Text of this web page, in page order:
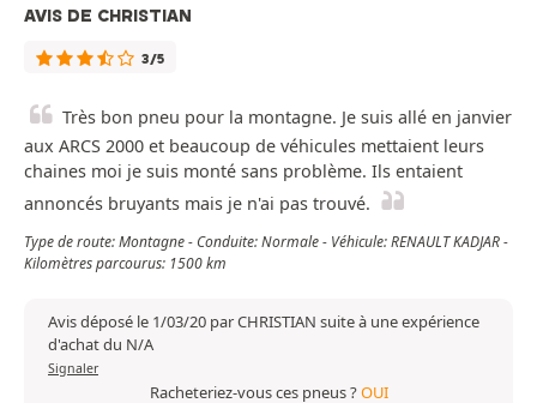
AVIS DE CHRISTIAN
3/5
Très bon pneu pour la montagne. Je suis allé en janvier
aux ARCS 2000 et beaucoup de véhicules mettaient leurs
chaines moi je suis monté sans problème. Ils entaient
annoncés bruyants mais je n'ai pas trouvé.
Type de route: Montagne - Conduite: Normale - Véhicule: RENAULT KADJAR -
Kilomètres parcourus: 1500 km
Avis déposé le 1/03/20 par CHRISTIAN suite à une expérience
d'achat du N/A
Signaler
Racheteriez-vous ces pneus ?OUI